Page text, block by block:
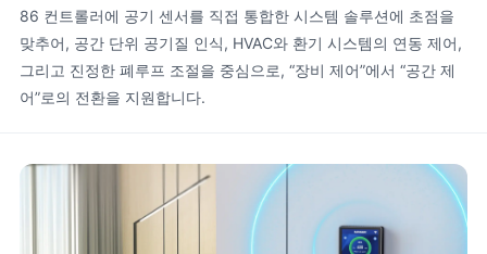
86 컨트롤러에 공기 센서를 직접 통합한 시스템 솔루션에 초점을
맞추어, 공간 단위 공기질 인식, HVAC와 환기 시스템의 연동 제어,
그리고 진정한 폐루프 조절을 중심으로, “장비 제어”에서 “공간 제
어”로의 전환을 지원합니다.